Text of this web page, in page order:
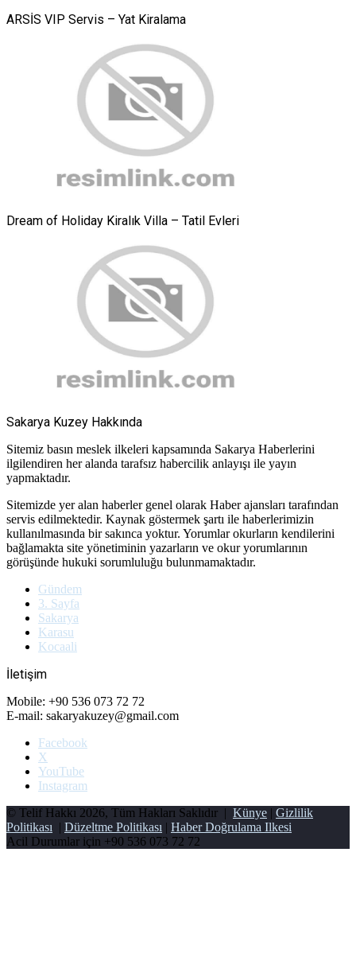
ARSİS VIP Servis – Yat Kiralama
Dream of Holiday Kiralık Villa – Tatil Evleri
Sakarya Kuzey Hakkında
Sitemiz basın meslek ilkeleri kapsamında Sakarya Haberlerini
ilgilendiren her alanda tarafsız habercilik anlayışı ile yayın
yapmaktadır.
Sitemizde yer alan haberler genel olarak Haber ajansları tarafından
servis edilmektedir. Kaynak göstermek şartı ile haberlerimizin
kullanılmasında bir sakınca yoktur. Yorumlar okurların kendilerini
bağlamakta site yönetiminin yazarların ve okur yorumlarının
görüşünde hukuki sorumluluğu bulunmamaktadır.
Gündem
3. Sayfa
Sakarya
Karasu
Kocaali
İletişim
Mobile: +90 536 073 72 72
E-mail: sakaryakuzey@gmail.com
Facebook
X
YouTube
Instagram
© Telif Hakkı 2026, Tüm Hakları Saklıdır | Künye | Gizlilik
Politikası | Düzeltme Politikası | Haber Doğrulama Ilkesi
Acil Durumlar için +90 536 073 72 72